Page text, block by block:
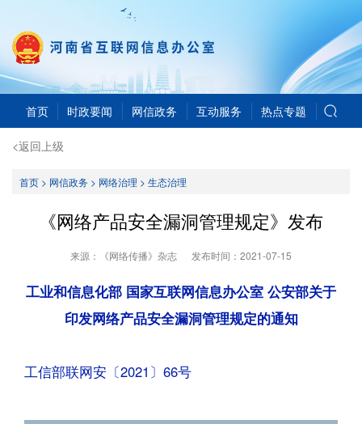
首页 时政要闻 网信政务 互动服务 热点专题
<返回上级
首页> 网信政务> 网络治理 > 生态治理
《网络产品安全漏洞管理规定》发布
来源：《网络传播》杂志 发布时间： 2021-07-15
工业和信息化部 国家互联网信息办公室 公安部关于
印发网络产品安全漏洞管理规定的通知
工信部联网安〔2021〕66号